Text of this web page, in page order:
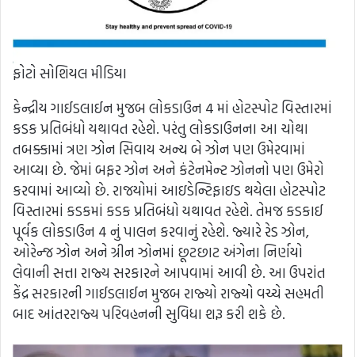
ફોટો સોશિયલ મીડિયા
કેન્દ્રીય ગાઈડલાઈન મુજબ લોકડાઉન 4 માં હોટસ્પોટ વિસ્તારમાં
કડક પ્રતિબંધો યથાવત રહેશે. પરંતુ લોકડાઉનના આ ચોથા
તબક્કામાં ત્રણ ઝોન સિવાય અન્ય બે ઝોન પણ ઉમેરવામાં
આવ્યા છે. જેમાં બફર ઝોન અને કંટેનમેન્ટ ઝોનનો પણ ઉમેરો
કરવામાં આવ્યો છે. રાજયોમાં આઇડેન્ટિફાઇડ થયેલા હોટસ્પોટ
વિસ્તારમાં કડકમાં કડક પ્રતિબંધો યથાવત રહેશે. તેમજ કડકાઈ
પૂર્વક લોકડાઉન 4 નું પાલન કરવાનું રહેશે. જ્યારે રેડ ઝોન,
ઓરેન્જ ઝોન અને ગ્રીન ઝોનમાં છૂટછાટ અંગેના નિર્ણયો
લેવાની સત્તા રાજ્ય સરકારને આપવામાં આવી છે. આ ઉપરાંત
કેંદ્ર સરકારની ગાઈડલાઈન મુજબ રાજ્યો રાજ્યો વચ્ચે સહમતી
બાદ આંતરરાજ્ય પરિવહનની સુવિધા શરૂ કરી શકે છે.